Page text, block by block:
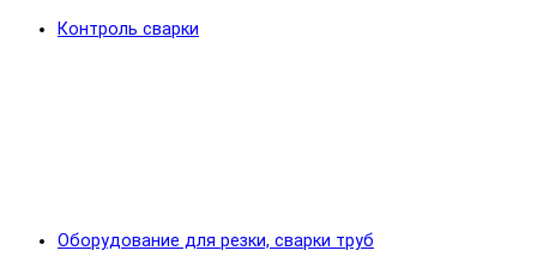
Контроль сварки
Оборудование для резки, сварки труб